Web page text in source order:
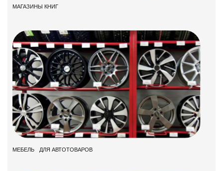
МАГАЗИНЫ КНИГ
МЕБЕЛЬ ДЛЯ АВТОТОВАРОВ